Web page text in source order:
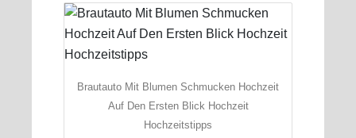
Brautauto Mit Blumen Schmucken Hochzeit
Auf Den Ersten Blick Hochzeit
Hochzeitstipps